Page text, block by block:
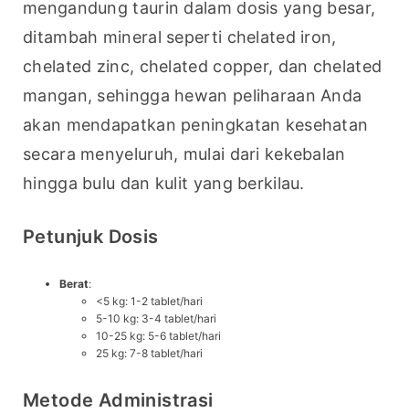
mengandung taurin dalam dosis yang besar,
ditambah mineral seperti chelated iron,
chelated zinc, chelated copper, dan chelated
mangan, sehingga hewan peliharaan Anda
akan mendapatkan peningkatan kesehatan
secara menyeluruh, mulai dari kekebalan
hingga bulu dan kulit yang berkilau.
Petunjuk Dosis
Berat:
<5 kg: 1-2 tablet/hari
5-10 kg: 3-4 tablet/hari
10-25 kg: 5-6 tablet/hari
25 kg: 7-8 tablet/hari
Metode Administrasi